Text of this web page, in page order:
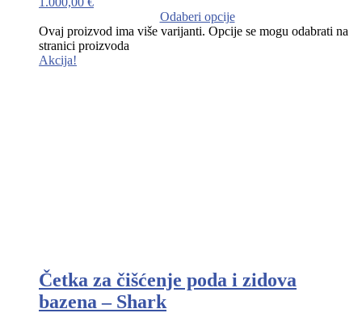
Odaberi opcije
Ovaj proizvod ima više varijanti. Opcije se mogu odabrati na
stranici proizvoda
Akcija!
Četka za čišćenje poda i zidova
bazena – Shark